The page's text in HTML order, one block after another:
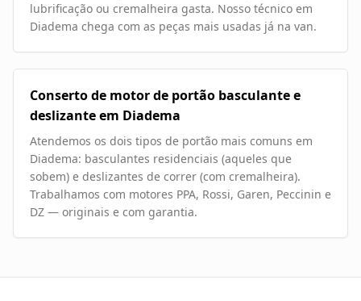
lubrificação ou cremalheira gasta. Nosso técnico em
Diadema chega com as peças mais usadas já na van.
Conserto de motor de portão basculante e
deslizante em Diadema
Atendemos os dois tipos de portão mais comuns em
Diadema: basculantes residenciais (aqueles que
sobem) e deslizantes de correr (com cremalheira).
Trabalhamos com motores PPA, Rossi, Garen, Peccinin e
DZ — originais e com garantia.